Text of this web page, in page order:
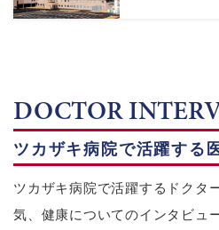
DOCTOR
ツカザキ病院で活躍する
ツカザキ病院で活躍するドクタ
気、健康についてのインタビュ